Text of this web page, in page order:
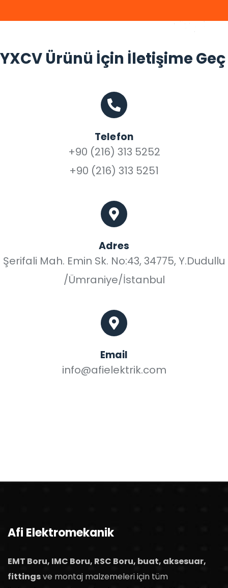
YXCV Ürünü İçin İletişime Geç
Telefon
+90 (216) 313 5252
+90 (216) 313 5251
Adres
Şerifali Mah. Emin Sk. No:43, 34775, Y.Dudullu
/Ümraniye/İstanbul
Email
info@afielektrik.com
Afi Elektromekanik
EMT Boru, IMC Boru, RSC Boru, buat, aksesuar,
fittingsve montaj malzemeleri için tüm